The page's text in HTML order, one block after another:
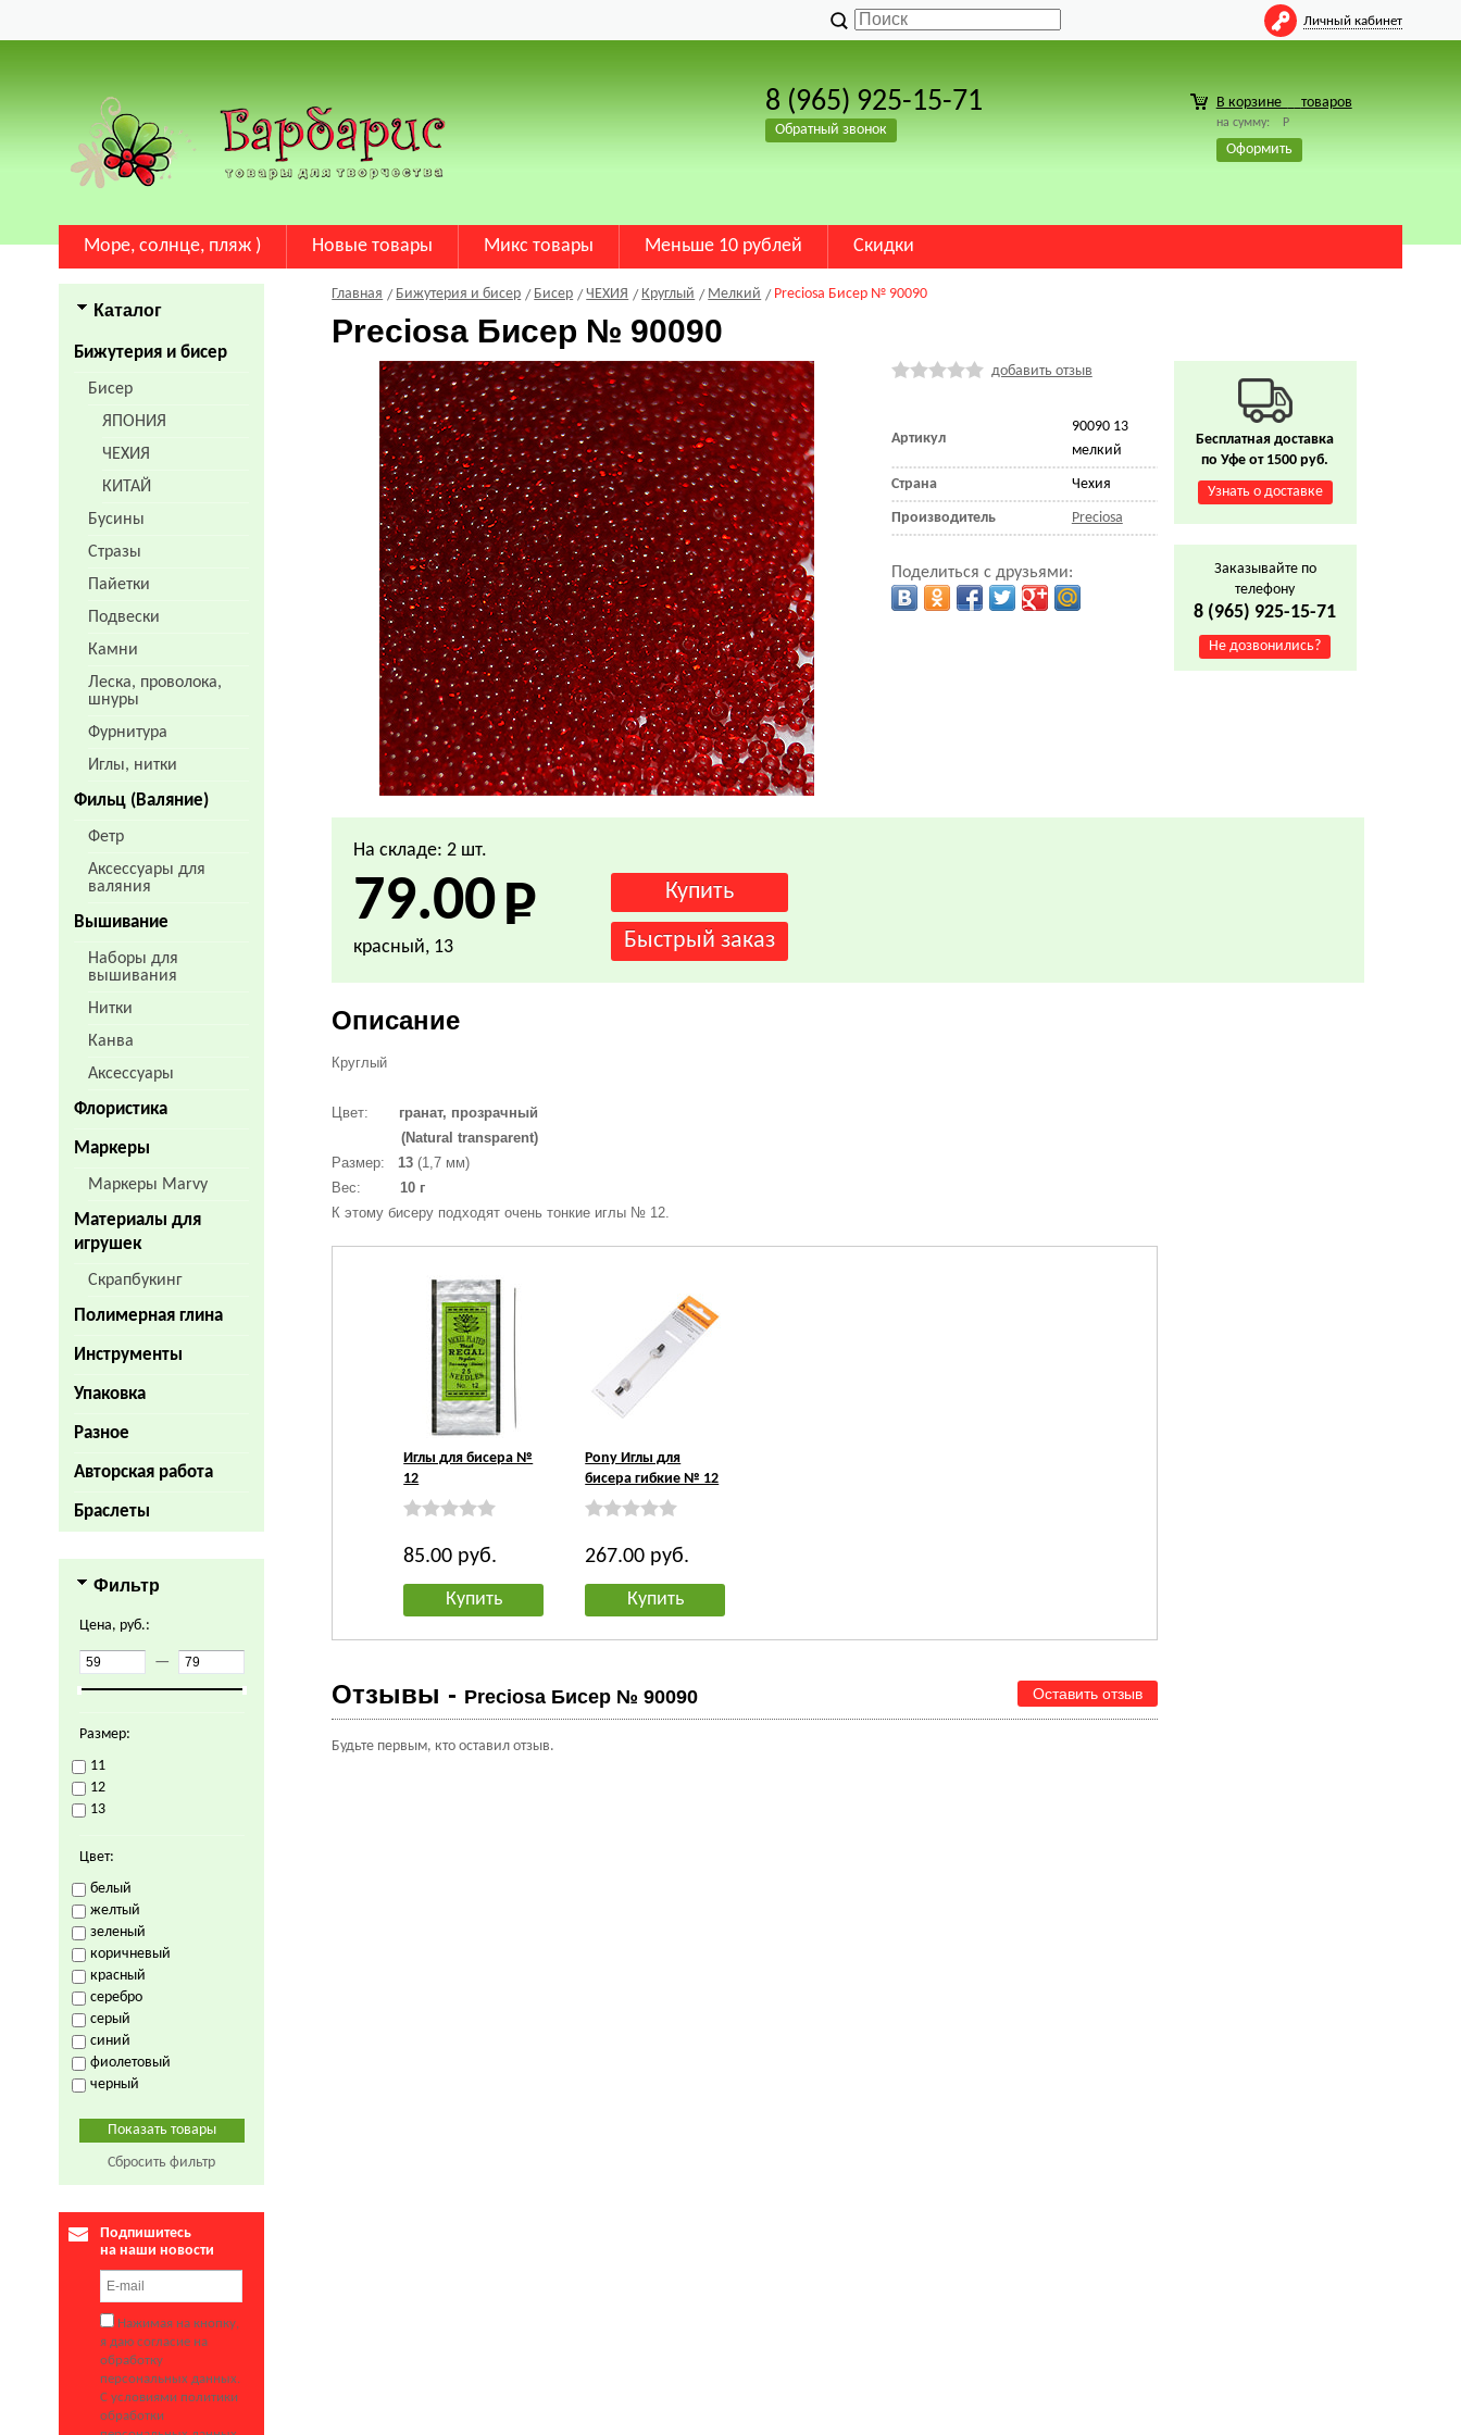
Личный кабинет
8 (965) 925-15-71
Обратный звонок
В корзине товаров
на сумму: Р
Оформить
Море, солнце, пляж ) Новые товары Микс товары Меньше 10 рублей Скидки
Каталог
Бижутерия и бисер
Бисер
ЯПОНИЯ
ЧЕХИЯ
КИТАЙ
Бусины
Стразы
Пайетки
Подвески
Камни
Леска, проволока,
шнуры
Фурнитура
Иглы, нитки
Фильц (Валяние)
Фетр
Аксессуары для
валяния
Вышивание
Наборы для
вышивания
Нитки
Канва
Аксессуары
Флористика
Маркеры
Маркеры Marvy
Материалы для
игрушек
Скрапбукинг
Полимерная глина
Инструменты
Упаковка
Разное
Авторская работа
Браслеты
Фильтр
Цена, руб.:
—
Размер:
11
12
13
Цвет:
белый
желтый
зеленый
коричневый
красный
серебро
серый
синий
фиолетовый
черный
Сбросить фильтр
Подпишитесь
на наши новости
Нажимая на кнопку,
я даю согласие на
обработку
персональных данных.
С условиями политики
обработки
Главная Бижутерия и бисер Бисер ЧЕХИЯ Круглый Мелкий Preciosa Бисер № 90090
Preciosa Бисер № 90090
добавить отзыв
Артикул
90090 13
мелкий
Страна Чехия
Производитель Preciosa
Поделиться с друзьями:
На складе: 2 шт.
79.00
красный, 13
Описание
Круглый
Цвет: гранат, прозрачный
(Natural transparent)
Размер:
13(1,7 мм)
Вес:
10 г
К этому бисеру подходят очень тонкие иглы № 12.
Иглы для бисера №
12
85.00 руб.
Купить
Pony Иглы для
бисера гибкие № 12
267.00 руб.
Купить
Отзывы - Preciosa Бисер № 90090 Оставить отзыв
Будьте первым, кто оставил отзыв.
Бесплатная доставка
по Уфе от 1500 руб.
Узнать о доставке
Заказывайте по
телефону
8 (965) 925-15-71
Не дозвонились?